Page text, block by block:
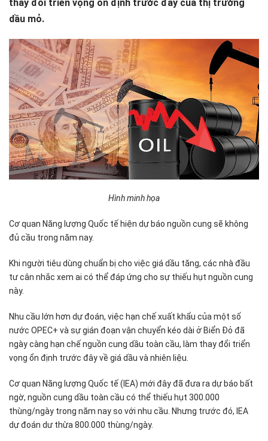
thay đổi triển vọng ổn định trước đây của thị trường
dầu mỏ.
Hình minh họa
Cơ quan Năng lượng Quốc tế hiện dự báo nguồn cung sẽ không
đủ cầu trong năm nay.
Khi người tiêu dùng chuẩn bị cho việc giá dầu tăng, các nhà đầu
tư cân nhắc xem ai có thể đáp ứng cho sự thiếu hụt nguồn cung
này.
Nhu cầu lớn hơn dự đoán, việc hạn chế xuất khẩu của một số
nước OPEC+ và sự gián đoạn vận chuyển kéo dài ở Biển Đỏ đã
ngày càng hạn chế nguồn cung dầu toàn cầu, làm thay đổi triển
vọng ổn định trước đây về giá dầu và nhiên liệu.
Cơ quan Năng lượng Quốc tế (IEA) mới đây đã đưa ra dự báo bất
ngờ, nguồn cung dầu toàn cầu có thể thiếu hụt 300.000
thùng/ngày trong năm nay so với nhu cầu. Nhưng trước đó, IEA
dự đoán dư thừa 800.000 thùng/ngày.